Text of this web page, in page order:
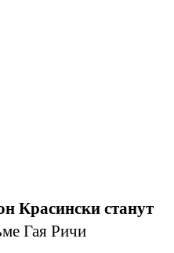
Красински станут
Гая Ричи